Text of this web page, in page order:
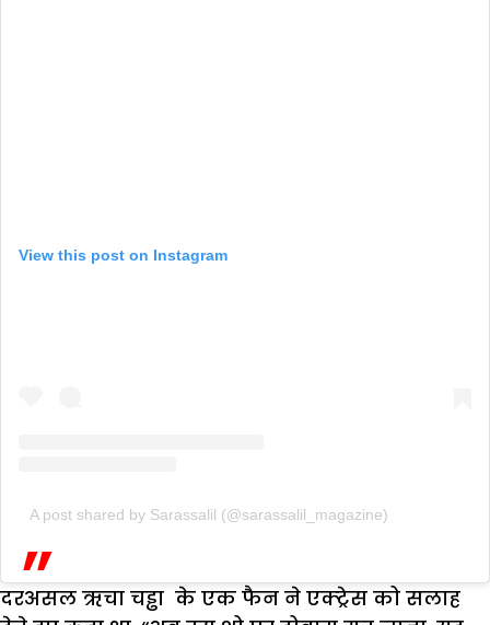
View this post on Instagram
A post shared by Sarassalil (@sarassalil_magazine)
दरअसल ऋचा चड्ढा के एक फैन ने एक्ट्रेस को सलाह